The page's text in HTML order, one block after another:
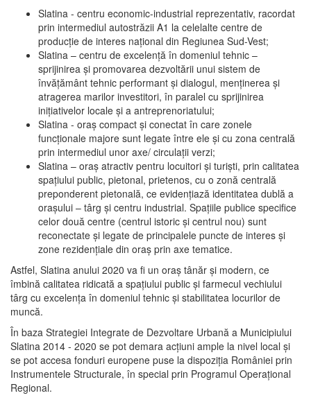
Slatina - centru economic-industrial reprezentativ, racordat
prin intermediul autostrăzii A1 la celelalte centre de
producţie de interes naţional din Regiunea Sud-Vest;
Slatina – centru de excelenţă în domeniul tehnic –
sprijinirea şi promovarea dezvoltării unui sistem de
învăţământ tehnic performant şi dialogul, menţinerea şi
atragerea marilor investitori, în paralel cu sprijinirea
iniţiativelor locale şi a antreprenoriatului;
Slatina - oraş compact şi conectat în care zonele
funcţionale majore sunt legate între ele şi cu zona centrală
prin intermediul unor axe/ circulații verzi;
Slatina – oraş atractiv pentru locuitori şi turişti, prin calitatea
spaţiului public, pietonal, prietenos, cu o zonă centrală
preponderent pietonală, ce evidenţiază identitatea dublă a
oraşului – târg şi centru industrial. Spaţiile publice specifice
celor două centre (centrul istoric şi centrul nou) sunt
reconectate şi legate de principalele puncte de interes şi
zone rezidenţiale din oraş prin axe tematice.
Astfel, Slatina anului 2020 va fi un oraş tânăr şi modern, ce
îmbină calitatea ridicată a spaţiului public şi farmecul vechiului
târg cu excelenţa în domeniul tehnic şi stabilitatea locurilor de
muncă.
În baza Strategiei Integrate de Dezvoltare Urbană a Municipiului
Slatina 2014 - 2020 se pot demara acţiuni ample la nivel local şi
se pot accesa fonduri europene puse la dispoziţia României prin
Instrumentele Structurale, în special prin Programul Operațional
Regional.